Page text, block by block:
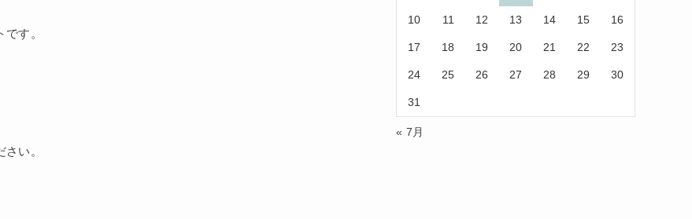
す。
い。
(17)
(1)
10 11 12 13 14 15 16
17 18 19 20 21 22 23
24 25 26 27 28 29 30
31
« 7月